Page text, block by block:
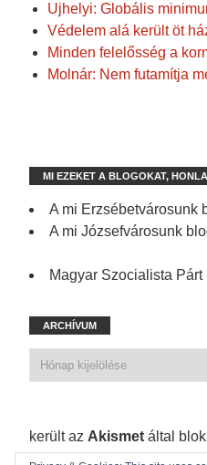
Ujhelyi: Globális
Védelem alá került öt
Minden felelősség a
Molnár: Nem futamítja
MI EZEKET A BLOGOKAT,
A mi Erzsébetvárosunk
A mi Józsefvárosunk
Magyar Szocialista Párt
ARCHÍVUM
került az Akismet által